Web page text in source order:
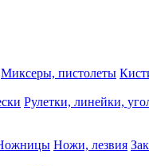
Миксеры, пистолеты
Рулетки, линейки,
Ножи, лезвия